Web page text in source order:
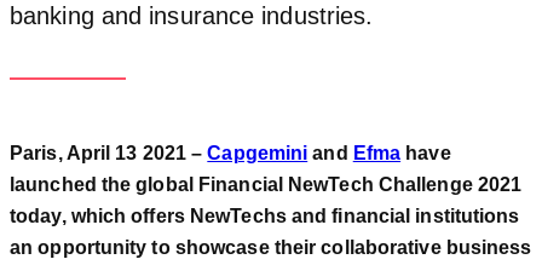
banking and insurance industries.
Paris, April 13 2021 –Capgemini and Efma have
launched the global Financial NewTech Challenge 2021
today, which offers NewTechs and financial institutions
an opportunity to showcase their collaborative business